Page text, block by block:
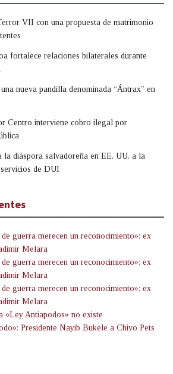
VII con una propuesta de matrimonio
fortalece relaciones bilaterales durante
nueva pandilla denominada “Ántrax” en
Centro interviene cobro ilegal por
diáspora salvadoreña en EE. UU. a la
de DUI
guerra merecen un reconocimiento»: ex
Melara
guerra merecen un reconocimiento»: ex
Melara
guerra merecen un reconocimiento»: ex
Melara
«Ley Antiapodos» no existe
Presidente Nayib Bukele a Chivo Pets